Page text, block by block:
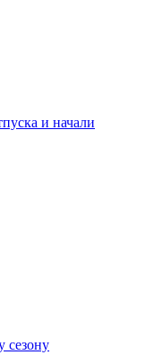
и начали
сезону